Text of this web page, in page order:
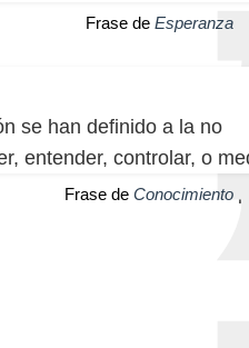
Frase de Esperanza
se han definido a la no
entender, controlar, o
Frase de Conocimiento